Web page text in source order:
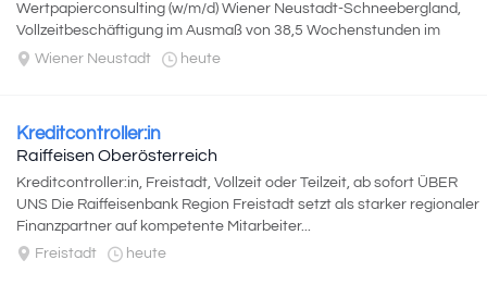
Wertpapierconsulting (w/m/d) Wiener Neustadt-Schneebergland,
Vollzeitbeschäftigung im Ausmaß von 38,5 Wochenstunden im
Genossenschaftsgebiet...
Wiener Neustadt heute
Kreditcontroller:in
Raiffeisen Oberösterreich
Kreditcontroller:in, Freistadt, Vollzeit oder Teilzeit, ab sofort ÜBER
UNS Die Raiffeisenbank Region Freistadt setzt als starker regionaler
Finanzpartner auf kompetente Mitarbeiter...
Freistadt
heute